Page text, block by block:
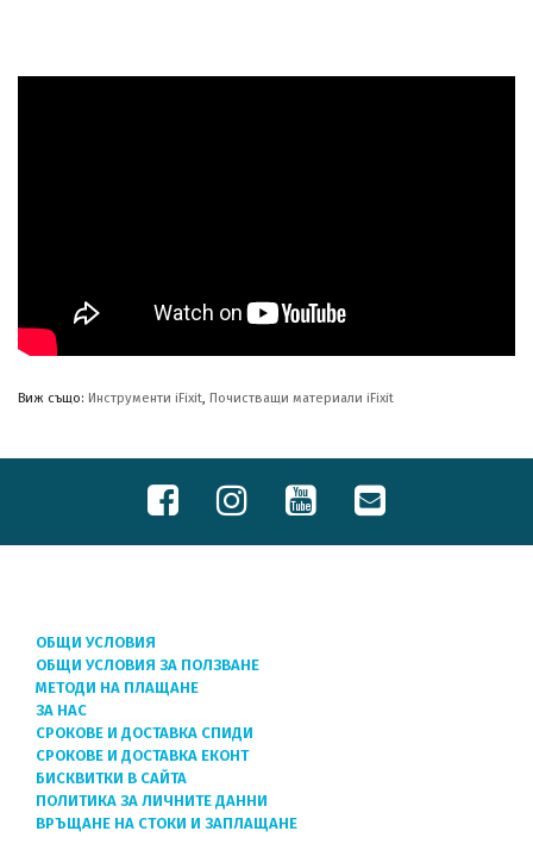
Виж също: Инструменти iFixit, Почистващи материали iFixit
ОБЩИ УСЛОВИЯ
ОБЩИ УСЛОВИЯ ЗА ПОЛЗВАНЕ
МЕТОДИ НА ПЛАЩАНЕ
ЗА НАС
СРОКОВЕ И ДОСТАВКА СПИДИ
СРОКОВЕ И ДОСТАВКА ЕКОНТ
БИСКВИТКИ В САЙТА
ПОЛИТИКА ЗА ЛИЧНИТЕ ДАННИ
ВРЪЩАНЕ НА СТОКИ И ЗАПЛАЩАНЕ